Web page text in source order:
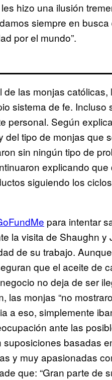
hizo una ilusión
siempre en
por el mundo”.
las monjas
sistema de fe. Incluso
personal. Según
tipo de monjas que
sin ningún tipo de
explicando
siguiendo los
para intentar
la visita de Shaughn y
de su trabajo.
que el aceite de
no deja de ser
las monjas “no
a eso, simplemente
ante las
basadas
y muy apasionadas
que: “Gran parte de